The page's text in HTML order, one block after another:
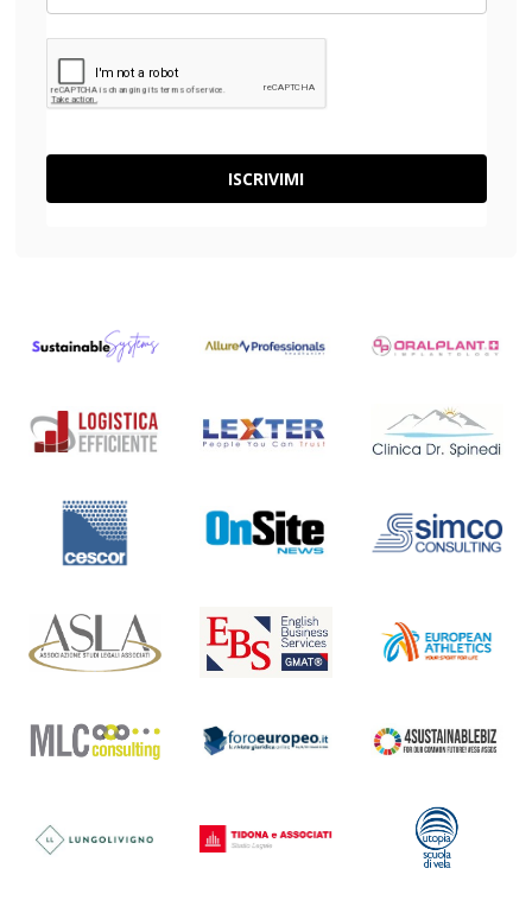
ISCRIVIMI